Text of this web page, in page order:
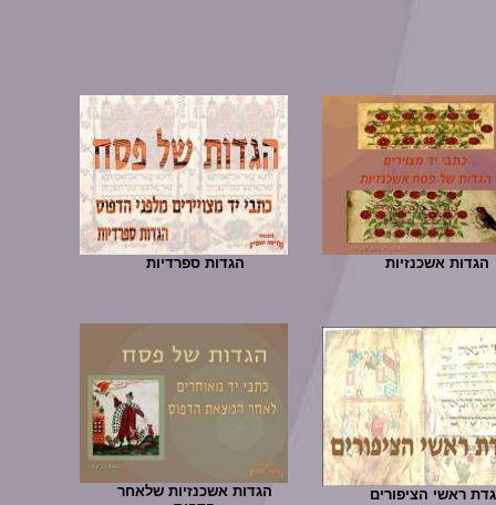
הגדות ספרדיות הגדות אשכנזיות
הגדות אשכנזיות שלאחר
ראשי הציפורים